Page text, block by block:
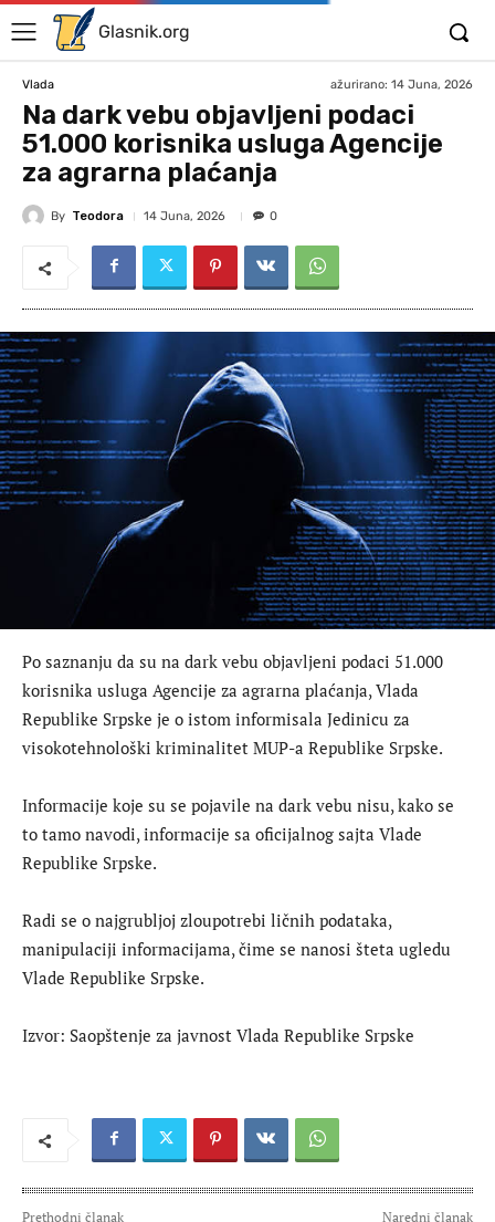
Glasnik.org
Vlada ažurirano: 14 Juna, 2026
Na dark vebu objavljeni podaci
51.000 korisnika usluga Agencije
za agrarna plaćanja
By Teodora 14 Juna, 2026 0
Po saznanju da su na dark vebu objavljeni podaci 51.000
korisnika usluga Agencije za agrarna plaćanja, Vlada
Republike Srpske je o istom informisala Jedinicu za
visokotehnološki kriminalitet MUP-a Republike Srpske.
Informacije koje su se pojavile na dark vebu nisu, kako se
to tamo navodi, informacije sa oficijalnog sajta Vlade
Republike Srpske.
Radi se o najgrubljoj zloupotrebi ličnih podataka,
manipulaciji informacijama, čime se nanosi šteta ugledu
Vlade Republike Srpske.
Izvor: Saopštenje za javnost Vlada Republike Srpske
Prethodni članak Naredni članak